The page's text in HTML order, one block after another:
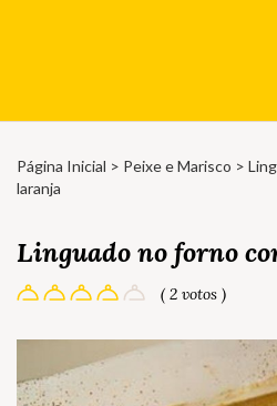
Página Inicial > Peixe e Marisco >
laranja
Linguado no forno
( 2 votos )